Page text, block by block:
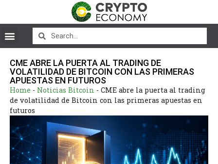
CME ABRE LA PUERTA AL TRADING DE
VOLATILIDAD DE BITCOIN CON LAS PRIMERAS
APUESTAS EN FUTUROS
Home - Noticias Bitcoin - CME abre la puerta al trading
de volatilidad de Bitcoin con las primeras apuestas en
futuros